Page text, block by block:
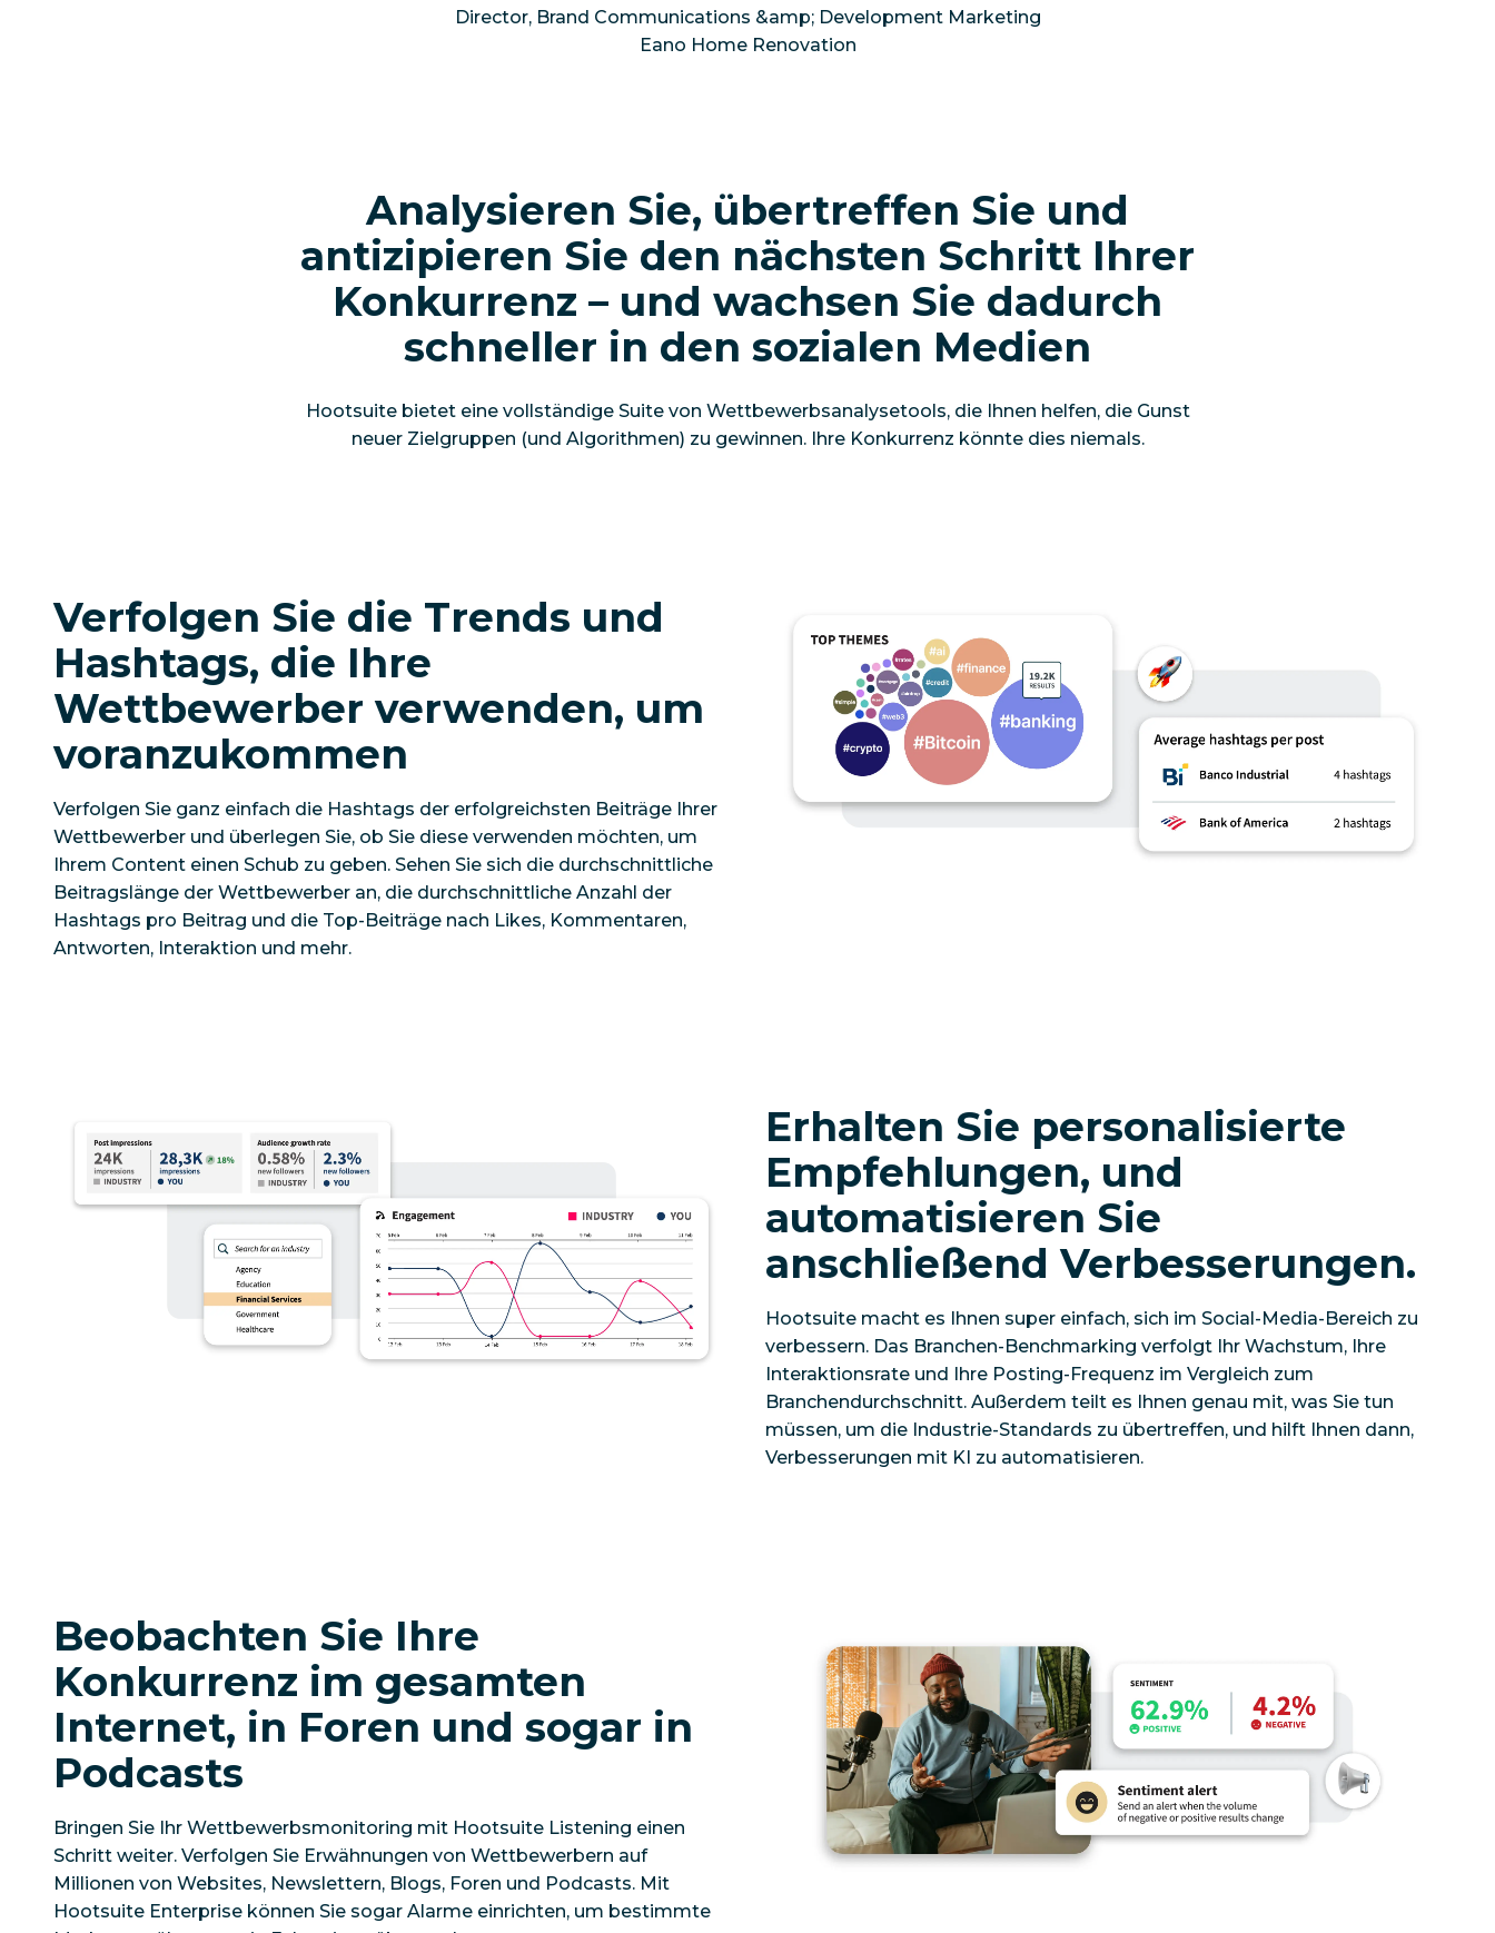
Director, Brand Communications &amp; Development Marketing
Eano Home Renovation
Analysieren Sie, übertreffen Sie und
antizipieren Sie den nächsten Schritt Ihrer
Konkurrenz – und wachsen Sie dadurch
schneller in den sozialen Medien
Hootsuite bietet eine vollständige Suite von Wettbewerbsanalysetools, die Ihnen helfen, die Gunst
neuer Zielgruppen (und Algorithmen) zu gewinnen. Ihre Konkurrenz könnte dies niemals.
Verfolgen Sie die Trends und
Hashtags, die Ihre
Wettbewerber verwenden, um
voranzukommen
Verfolgen Sie ganz einfach die Hashtags der erfolgreichsten Beiträge Ihrer
Wettbewerber und überlegen Sie, ob Sie diese verwenden möchten, um
Ihrem Content einen Schub zu geben. Sehen Sie sich die durchschnittliche
Beitragslänge der Wettbewerber an, die durchschnittliche Anzahl der
Hashtags pro Beitrag und die Top-Beiträge nach Likes, Kommentaren,
Antworten, Interaktion und mehr.
Erhalten Sie personalisierte
Empfehlungen, und
automatisieren Sie
anschließend Verbesserungen.
Hootsuite macht es Ihnen super einfach, sich im Social-Media-Bereich zu
verbessern. Das Branchen-Benchmarking verfolgt Ihr Wachstum, Ihre
Interaktionsrate und Ihre Posting-Frequenz im Vergleich zum
Branchendurchschnitt. Außerdem teilt es Ihnen genau mit, was Sie tun
müssen, um die Industrie-Standards zu übertreffen, und hilft Ihnen dann,
Verbesserungen mit KI zu automatisieren.
Beobachten Sie Ihre
Konkurrenz im gesamten
Internet, in Foren und sogar in
Podcasts
Bringen Sie Ihr Wettbewerbsmonitoring mit Hootsuite Listening einen
Schritt weiter. Verfolgen Sie Erwähnungen von Wettbewerbern auf
Millionen von Websites, Newslettern, Blogs, Foren und Podcasts. Mit
Hootsuite Enterprise können Sie sogar Alarme einrichten, um bestimmte